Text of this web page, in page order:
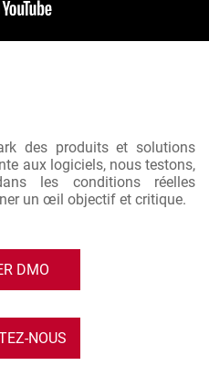
des produits et solutions
aux logiciels, nous testons,
les conditions réelles
un œil objectif et critique.
DMO
NOUS